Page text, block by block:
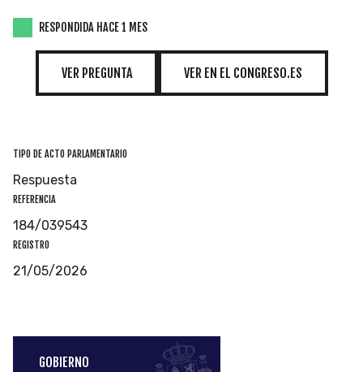
RESPONDIDA HACE 1 MES
VER PREGUNTA VER EN EL CONGRESO.ES
TIPO DE ACTO PARLAMENTARIO
Respuesta
REFERENCIA
184/039543
REGISTRO
21/05/2026
GOBIERNO